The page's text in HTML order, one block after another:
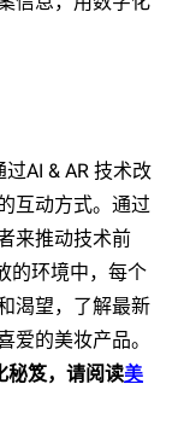
过AI & AR 技术改
互动方式。通过
来推动技术前
的环境中，每个
渴望，了解最新
爱的美妆产品。
秘笈，请阅读美